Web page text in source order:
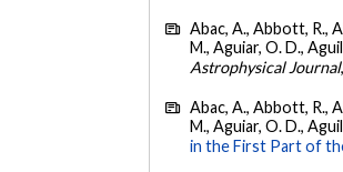
Abac, A., Abbott, R.,
M., Aguiar, O. D.,
Astrophysical Journal,
Abac, A., Abbott, R.,
M., Aguiar, O. D.,
in the First Part of